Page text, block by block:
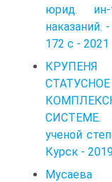
юрид.
наказаний.
172 с - 2021
СИСТЕМЕ.
ученой
Курск -